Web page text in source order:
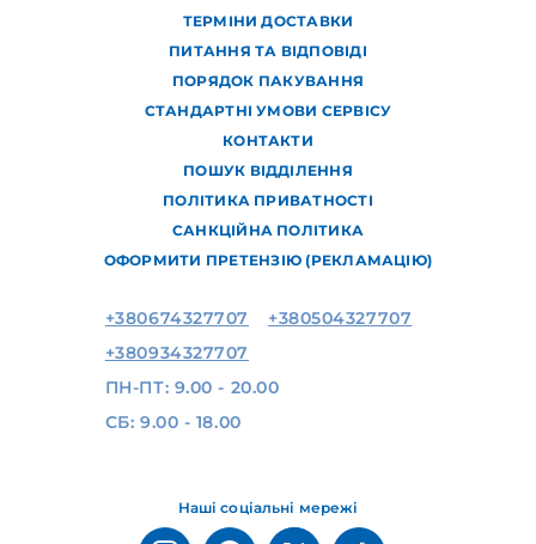
ТЕРМІНИ ДОСТАВКИ
ПИТАННЯ ТА ВІДПОВІДІ
ПОРЯДОК ПАКУВАННЯ
СТАНДАРТНІ УМОВИ СЕРВІСУ
КОНТАКТИ
ПОШУК ВІДДІЛЕННЯ
ПОЛІТИКА ПРИВАТНОСТІ
САНКЦІЙНА ПОЛІТИКА
ОФОРМИТИ ПРЕТЕНЗІЮ (РЕКЛАМАЦІЮ)
Наші соціальні мережі
+380674327707
+380504327707
+380934327707
ПН-ПТ: 9.00 - 20.00
СБ: 9.00 - 18.00